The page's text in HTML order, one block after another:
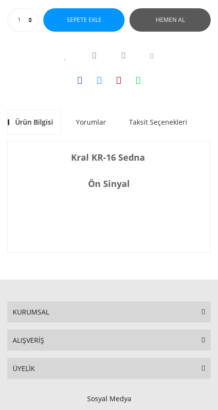
SEPETE EKLE HEMEN AL
Ürün Bilgisi Yorumlar Taksit Seçenekleri
Kral KR-16 Sedna
Ön Sinyal
KURUMSAL
ALIŞVERİŞ
ÜYELİK
Sosyal Medya